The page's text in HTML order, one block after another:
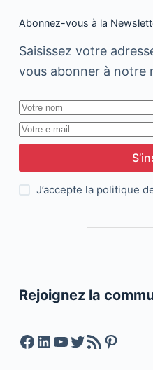
Abonnez-vous à la
Saisissez votre
vous abonner à notre
J’accepte la politique
Rejoignez la
Facebook
LinkedIn
YouTube
Twitter
Feed RSS